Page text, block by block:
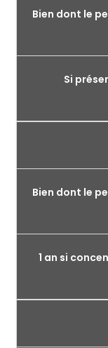
Bien dont le
Si
Bien dont le
1 an si